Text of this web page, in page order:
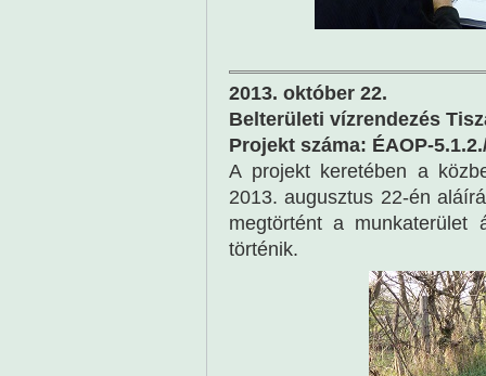
2013. október 22.
Belterületi vízrendezés
Projekt száma: ÉAOP-
A projekt keretében a
2013. augusztus 22-én
megtörtént a munkaterület
történik.